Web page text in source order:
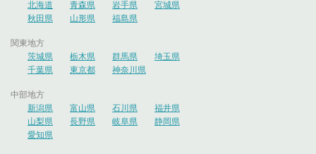
北海道
青森県 岩手県
宮城県
秋田県
山形県 福島県
関東地方
茨城県
栃木県 群馬県
埼玉県
千葉県
東京都 神奈川県
中部地方
新潟県
富山県 石川県
福井県
山梨県
長野県 岐阜県
静岡県
愛知県